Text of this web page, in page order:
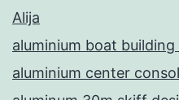
Alija
aluminium boat building
aluminium center